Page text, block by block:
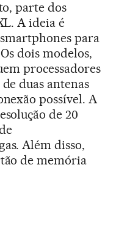
parte dos
A ideia é
para
dois modelos,
processadores
duas antenas
possível. A
de 20
Além disso,
de memória